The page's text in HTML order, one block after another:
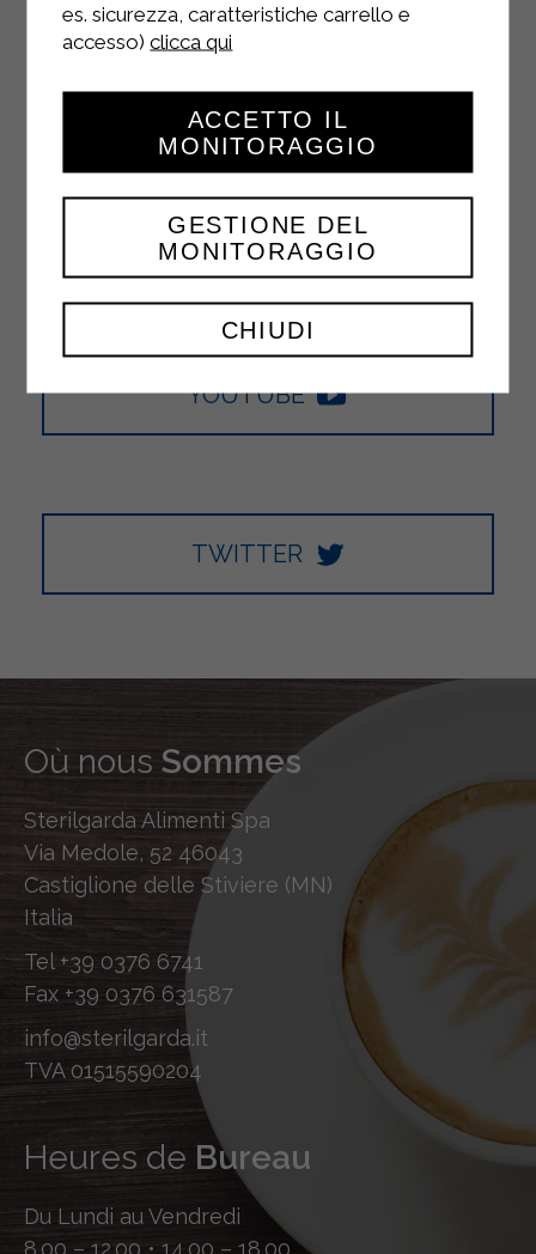
FACEBOOK
YOUTUBE
TWITTER
Où nous Sommes
Sterilgarda Alimenti Spa
Via Medole, 52 46043
Castiglione delle Stiviere (MN)
Italia
Tel +39 0376 6741
Fax +39 0376 631587
info@sterilgarda.it
TVA 01515590204
Heures de Bureau
Du Lundi au Vendredi
8.00 – 12.00 • 14.00 – 18.00
es. sicurezza, caratteristiche carrello e
accesso)clicca qui
CHIUDI
GESTIONE DEL
MONITORAGGIO
ACCETTO IL
MONITORAGGIO